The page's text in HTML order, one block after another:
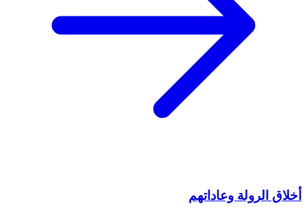
أخلاق الرولة وعاداتهم